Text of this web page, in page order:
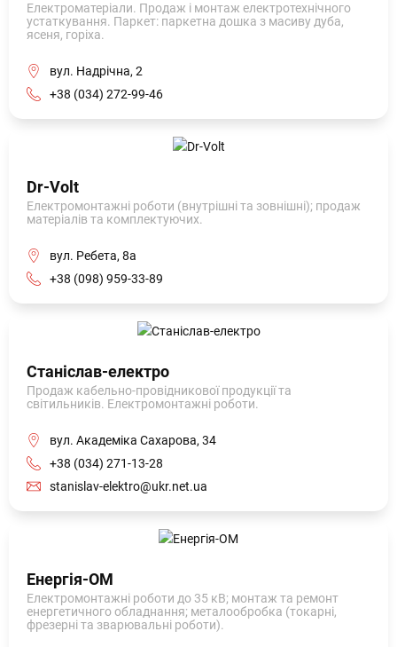
Електроматеріали. Продаж і монтаж електротехнічного
устаткування. Паркет: паркетна дошка з масиву дуба,
ясеня, горіха.
вул. Надрічна, 2
+38 (034) 272-99-46
Dr-Volt
Електромонтажні роботи (внутрішні та зовнішні); продаж
матеріалів та комплектуючих.
вул. Ребета, 8а
+38 (098) 959-33-89
Станіслав-електро
Продаж кабельно-провідникової продукції та
світильників. Електромонтажні роботи.
вул. Академіка Сахарова, 34
+38 (034) 271-13-28
stanislav-elektro@ukr.net.ua
Енергія-ОМ
Електромонтажні роботи до 35 кВ; монтаж та ремонт
енергетичного обладнання; металообробка (токарні,
фрезерні та зварювальні роботи).